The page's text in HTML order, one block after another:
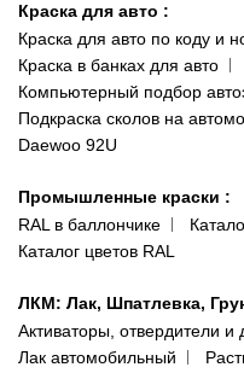
093 611-39-23
(ориентир: Интайм №40)
Одесса
пр-т Акад. Глушко, 29
066 554-97-70
Доставка и оплата
Сотрудничество
Наши публикации
Публичная оферта
Политика
Краска для авто :
Краска для авто по коду и
Краска в банках для авто
Компьютерный подбор
Подкраска сколов на
Daewoo 92U
Промышленные краски :
RAL в баллончике
Каталог цветов RAL
ЛКМ: Лак, Шпатлевка,
Активаторы, отвердители и
Лак автомобильный